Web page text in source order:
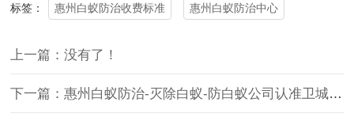
标签： 惠州白蚁防治收费标准 惠州白蚁防治中心
上一篇：没有了！
下一篇：惠州白蚁防治-灭除白蚁-防白蚁公司认准卫城资质企业